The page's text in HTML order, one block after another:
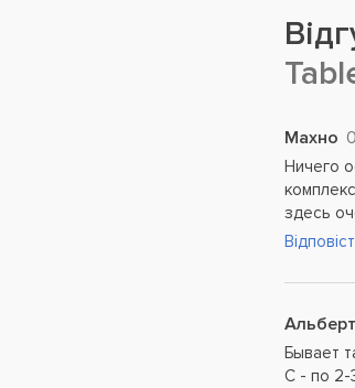
Махно
Ничего
здесь
Альберт
Бывает
С - по 2-